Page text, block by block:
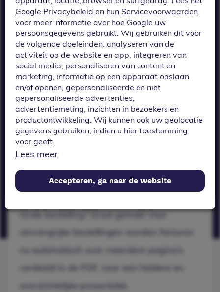
bestellingen
worden facturen
nu automatisch
over meerdere
pagina’s verdeeld
in de PDF, voor een
heldere en
overzichtelijke
Grote bestelling? Groot gemak! Voor
omvangrijke bestellingen worden facturen
nu automatisch over meerdere pagina’s
verdeeld in de PDF, voor een heldere en
overzichtelijke presentatie.
Google Privacybeleid en hun Servicevoorwaarden
voor meer informatie over hoe Google uw
persoonsgegevens gebruikt. Wij gebruiken dit voor
de volgende doeleinden: analyseren van de
activiteit op de website en app, integreren van
social media, personaliseren van content en
marketing, informatie op een apparaat opslaan
en/of openen, gepersonaliseerde en niet
gepersonaliseerde advertenties,
advertentiemeting, inzichten in bezoekers en
productontwikkeling. Wij kunnen ook uw geolocatie
gegevens gebruiken, indien u hier toestemming
voor geeft.
gebruiken, de gegevens die daarmee verzameld
worden en over uw rechten op dit punt, lees dan
Geef toestemming of stel uw eigen keuze in. U kunt
uw voorkeuren opnieuw aanpassen door onderaan
de pagina op
cookie-instellingen.
Lees meer
Accepteren, ga naar de website